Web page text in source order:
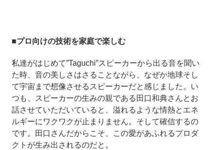
■プロ向けの技術を家庭で楽しむ
私達がはじめて”Taguchi”スピーカーから出る音を聞い
た時、音の美しさはさることながら、なぜか地球そし
て宇宙まで想像させるスピーカーだと感じました。い
つも、スピーカーの生みの親である田口和典さんとお
話させていただいていると、溢れるような情熱とエネ
ルギーにワクワクが止まりません。そして確信するの
です。田口さんだからこそ、この愛があふれるプロダ
クトが生み出されるのだと。